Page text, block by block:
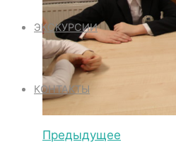
ЭКСКУРСИИ
КОНТАКТЫ
Предыдущее